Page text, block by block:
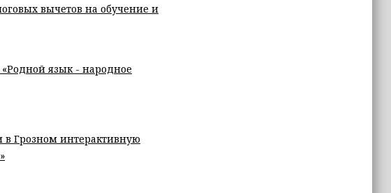
вычетов на обучение и
язык - народное
Грозном интерактивную